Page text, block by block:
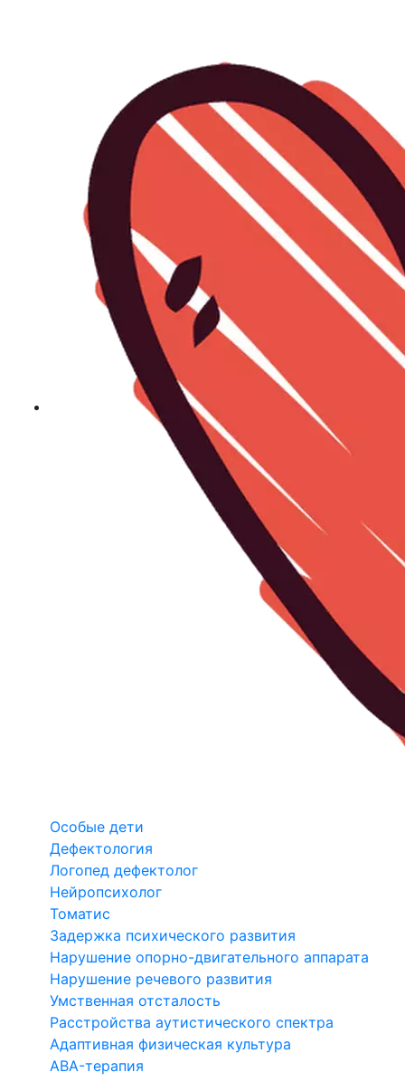
Особые дети
Дефектология
Логопед дефектолог
Нейропсихолог
Томатис
Задержка психического развития
Нарушение опорно-двигательного аппарата
Нарушение речевого развития
Умственная отсталость
Расстройства аутистического спектра
Адаптивная физическая культура
ABA-терапия